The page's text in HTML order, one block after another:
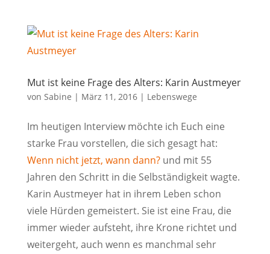
Mut ist keine Frage des Alters: Karin Austmeyer
von Sabine | März 11, 2016| Lebenswege
Im heutigen Interview möchte ich Euch eine
starke Frau vorstellen, die sich gesagt hat:
Wenn nicht jetzt, wann dann?und mit 55
Jahren den Schritt in die Selbständigkeit wagte.
Karin Austmeyer hat in ihrem Leben schon
viele Hürden gemeistert. Sie ist eine Frau, die
immer wieder aufsteht, ihre Krone richtet und
weitergeht, auch wenn es manchmal sehr